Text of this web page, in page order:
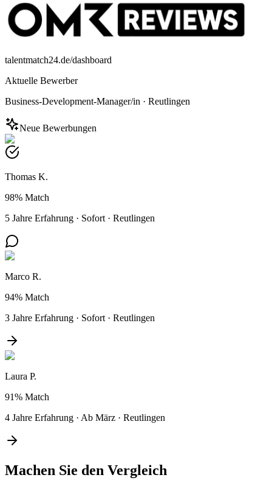
talentmatch24.de/dashboard
Aktuelle Bewerber
Business-Development-Manager/in · Reutlingen
Neue Bewerbungen
Thomas K.
98% Match
5 Jahre Erfahrung · Sofort · Reutlingen
Marco R.
94% Match
3 Jahre Erfahrung · Sofort · Reutlingen
Laura P.
91% Match
4 Jahre Erfahrung · Ab März · Reutlingen
Machen Sie den Vergleich